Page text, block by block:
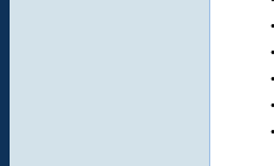
·
·
·
·
·